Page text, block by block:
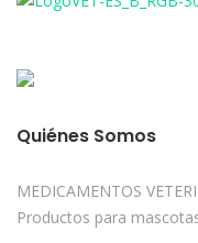
Quiénes Somos
MEDICAMENTOS
Productos para